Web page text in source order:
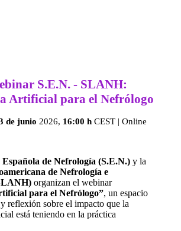
S.E.N. - SLANH:
Artificial para el Nefrólogo
de junio 2026, 16:00 hCEST | Online
de Nefrología (S.E.N.) y la
de Nefrología e
organizan el webinar
para el Nefrólogo”, un espacio
reflexión sobre el impacto que la
está teniendo en la práctica